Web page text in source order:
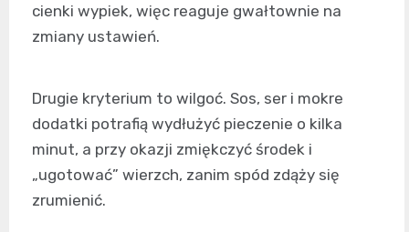
cienki wypiek, więc reaguje gwałtownie na
zmiany ustawień.
Drugie kryterium to wilgoć. Sos, ser i mokre
dodatki potrafią wydłużyć pieczenie o kilka
minut, a przy okazji zmiękczyć środek i
„ugotować” wierzch, zanim spód zdąży się
zrumienić.